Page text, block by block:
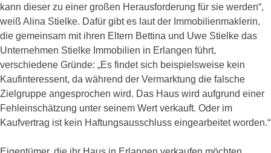
kann dieser zu einer großen Herausforderung für sie werden“,
weiß Alina Stielke. Dafür gibt es laut der Immobilienmaklerin,
die gemeinsam mit ihren Eltern Bettina und Uwe Stielke das
Unternehmen Stielke Immobilien in Erlangen führt,
verschiedene Gründe: „Es findet sich beispielsweise kein
Kaufinteressent, da während der Vermarktung die falsche
Zielgruppe angesprochen wird. Das Haus wird aufgrund einer
Fehleinschätzung unter seinem Wert verkauft. Oder im
Kaufvertrag ist kein Haftungsausschluss eingearbeitet worden.“